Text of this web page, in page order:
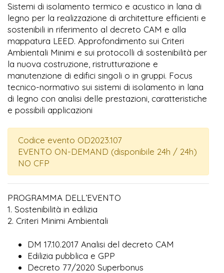
Sistemi di isolamento termico e acustico in lana di
legno per la realizzazione di architetture efficienti e
sostenibili in riferimento al decreto CAM e alla
mappatura LEED. Approfondimento sui Criteri
Ambientali Minimi e sui protocolli di sostenibilità per
la nuova costruzione, ristrutturazione e
manutenzione di edifici singoli o in gruppi. Focus
tecnico-normativo sui sistemi di isolamento in lana
di legno con analisi delle prestazioni, caratteristiche
e possibili applicazioni
Codice evento OD2023.107
EVENTO ON-DEMAND (disponibile 24h / 24h)
NO CFP
PROGRAMMA DELL’EVENTO
1. Sostenibilità in edilizia
2. Criteri Minimi Ambientali
DM 17.10.2017 Analisi del decreto CAM
Edilizia pubblica e GPP
Decreto 77/2020 Superbonus